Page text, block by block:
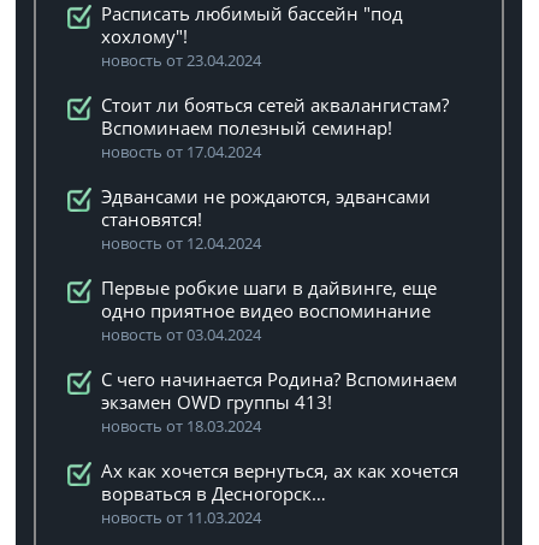
Расписать любимый бассейн "под
хохлому"!
новость от 23.04.2024
Стоит ли бояться сетей аквалангистам?
Вспоминаем полезный семинар!
новость от 17.04.2024
Эдвансами не рождаются, эдвансами
становятся!
новость от 12.04.2024
Первые робкие шаги в дайвинге, еще
одно приятное видео воспоминание
новость от 03.04.2024
C чего начинается Родина? Вспоминаем
экзамен OWD группы 413!
новость от 18.03.2024
Ах как хочется вернуться, ах как хочется
ворваться в Десногорск…
новость от 11.03.2024